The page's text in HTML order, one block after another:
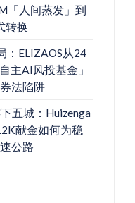
「人间蒸发」到
转换
：ELIZAOS从24
主AI风投基金」
法陷阱
五城：Huizenga
献金如何为稳
公路